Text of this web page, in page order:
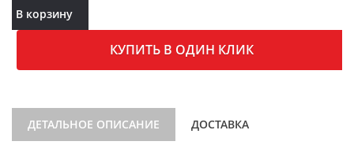
В корзину
КУПИТЬ В ОДИН КЛИК
ДЕТАЛЬНОЕ ОПИСАНИЕ ДОСТАВКА